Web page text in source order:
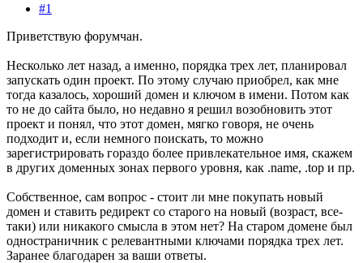
#1
Приветствую форумчан.
Несколько лет назад, а именно, порядка трех лет, планировал
запускать один проект. По этому случаю приобрел, как мне
тогда казалось, хороший домен и ключом в имени. Потом как
то не до сайта было, но недавно я решил возобновить этот
проект и понял, что этот домен, мягко говоря, не очень
подходит и, если немного поискать, то можно
зарегистрировать гораздо более привлекательное имя, скажем
в других доменных зонах первого уровня, как .name, .top и пр.
Собственное, сам вопрос - стоит ли мне покупать новый
домен и ставить редирект со старого на новый (возраст, все-
таки) или никакого смысла в этом нет? На старом домене был
одностраничник с релевантными ключами порядка трех лет.
Заранее благодарен за ваши ответы.